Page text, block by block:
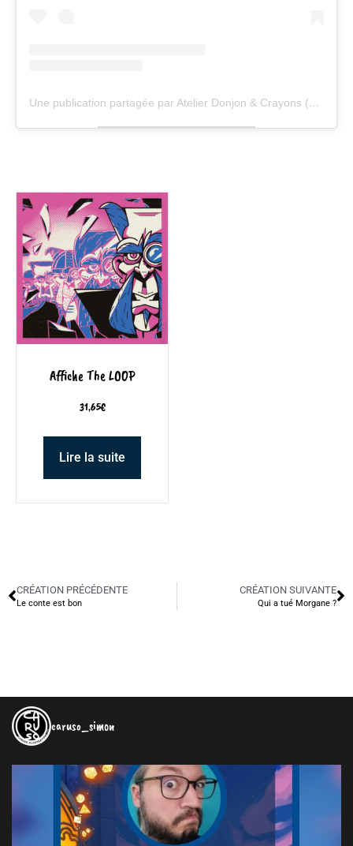
Une publication partagée par Atelier Donjon & Crayons (@donjon_et_crayons)
Affiche The LOOP
31,65€
Lire la suite
CRÉATION PRÉCÉDENTE
Le conte est bon
CRÉATION SUIVANTE
Qui a tué Morgane ?
caruso_simon